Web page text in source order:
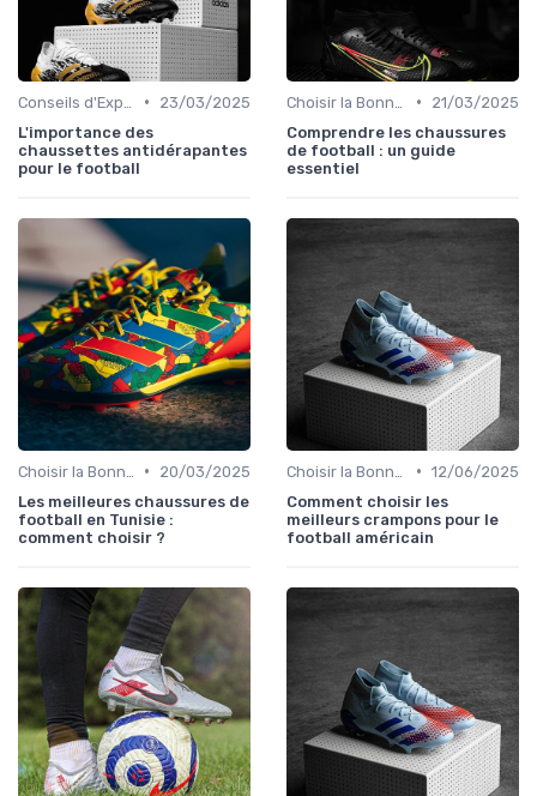
•
23/03/2025
L'importance des
chaussettes antidérapantes
pour le football
•
21/03/2025
Comprendre les chaussures
de football : un guide
essentiel
•
20/03/2025
Les meilleures chaussures de
football en Tunisie :
comment choisir ?
• 12/06/2025
Comment choisir les
meilleurs crampons pour le
football américain